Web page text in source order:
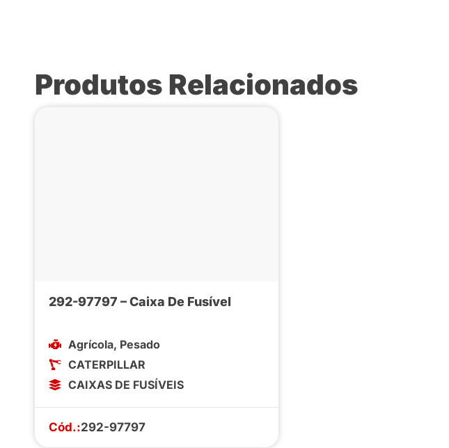
Produtos Relacionados
292-97797 – Caixa De Fusível
Agrícola, Pesado
CATERPILLAR
CAIXAS DE FUSÍVEIS
Cód.:292-97797